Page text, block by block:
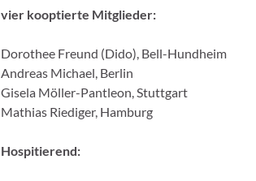
vier kooptierte Mitglieder:
Dorothee Freund (Dido), Bell-Hundheim
Andreas Michael, Berlin
Gisela Möller-Pantleon, Stuttgart
Mathias Riediger, Hamburg
Hospitierend: